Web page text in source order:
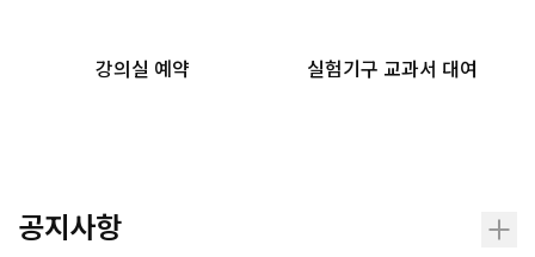
강의실 예약 실험기구 교과서 대여
공지사항